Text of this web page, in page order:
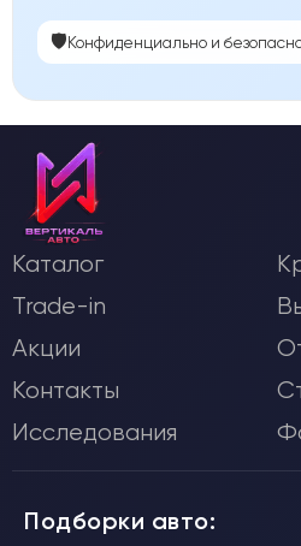
🛡️Конфиденциально и
Каталог
Trade-in
Акции
Контакты
Исследования
Подборки авто: